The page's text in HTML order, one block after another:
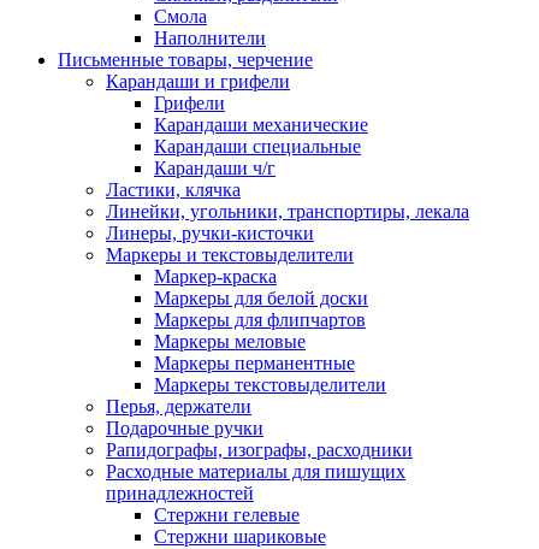
Смола
Наполнители
Письменные товары, черчение
Карандаши и грифели
Грифели
Карандаши механические
Карандаши специальные
Карандаши ч/г
Ластики, клячка
Линейки, угольники, транспортиры, лекала
Линеры, ручки-кисточки
Маркеры и текстовыделители
Маркер-краска
Маркеры для белой доски
Маркеры для флипчартов
Маркеры меловые
Маркеры перманентные
Маркеры текстовыделители
Перья, держатели
Подарочные ручки
Рапидографы, изографы, расходники
Расходные материалы для пишущих
принадлежностей
Стержни гелевые
Стержни шариковые